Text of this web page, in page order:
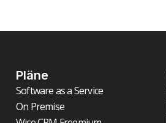
Pläne
Software as a Service
On Premise